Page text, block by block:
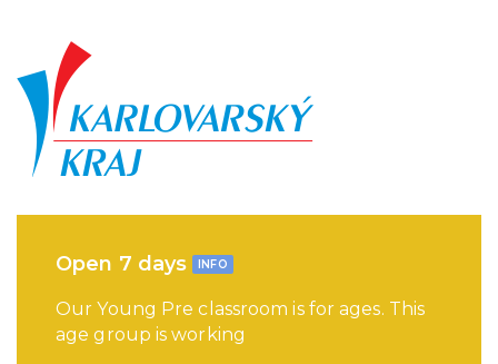
Open 7 days INFO
Our Young Pre classroom is for ages. This
age group is working